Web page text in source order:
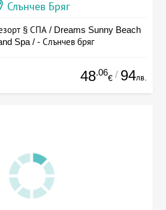
Слънчев Бряг
§ СПА / Dreams Sunny Beach
Spa / - Слънчев бряг
48.06
€ / 94лв.